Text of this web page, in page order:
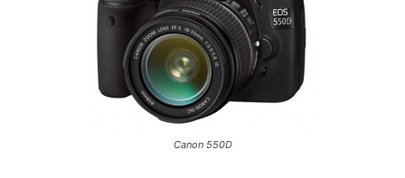
Canon 550D